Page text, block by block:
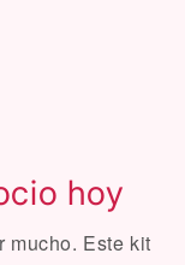
hoy
mucho. Este kit